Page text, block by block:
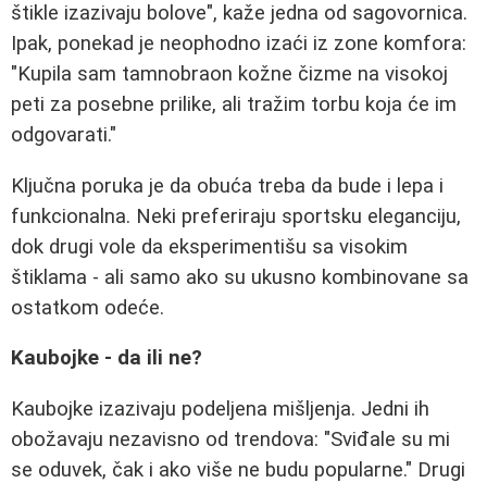
štikle izazivaju bolove", kaže jedna od sagovornica.
Ipak, ponekad je neophodno izaći iz zone komfora:
"Kupila sam tamnobraon kožne čizme na visokoj
peti za posebne prilike, ali tražim torbu koja će im
odgovarati."
Ključna poruka je da obuća treba da bude i lepa i
funkcionalna. Neki preferiraju sportsku eleganciju,
dok drugi vole da eksperimentišu sa visokim
štiklama - ali samo ako su ukusno kombinovane sa
ostatkom odeće.
Kaubojke - da ili ne?
Kaubojke izazivaju podeljena mišljenja. Jedni ih
obožavaju nezavisno od trendova: "Sviđale su mi
se oduvek, čak i ako više ne budu popularne." Drugi